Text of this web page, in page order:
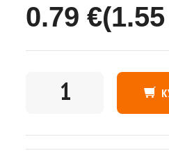
0.79 €
КОЛИЧЕСТВО